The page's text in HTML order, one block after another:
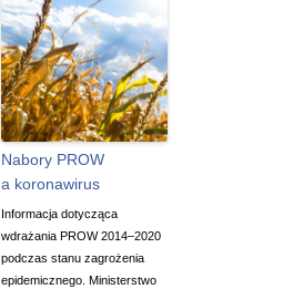
Nabory PROW
a koronawirus
Informacja dotycząca
wdrażania PROW 2014–2020
podczas stanu zagrożenia
epidemicznego. Ministerstwo